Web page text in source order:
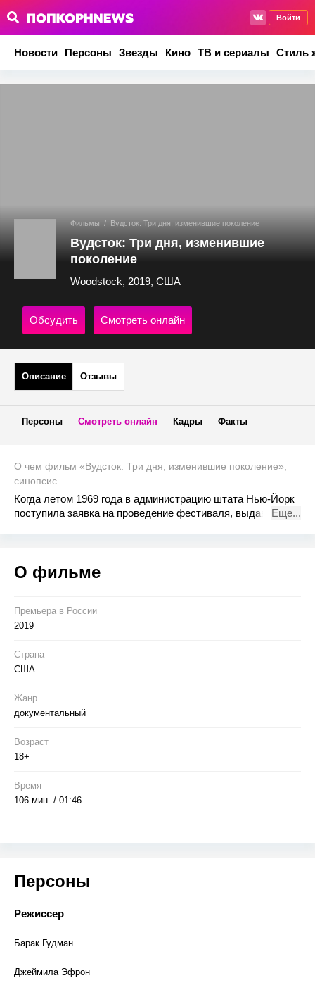
Войти
Новости Персоны Звезды Кино ТВ и сериалы Стиль
Фильмы / Вудсток: Три дня, изменившие поколение
Вудсток: Три дня, изменившие
поколение
Woodstock, 2019, США
Обсудить Смотреть онлайн
Описание Отзывы
Персоны Смотреть онлайн Кадры Факты
О чем фильм «Вудсток: Три дня, изменившие поколение»,
синопсис
Когда летом 1969 года в администрацию штата Нью-Йорк
поступила заявка на проведение фестиваля, выдавшие
духовную революцию, освободившую западную музыку и
западное общество на многие десятилетия.
Еще...
О фильме
Премьера в Росcии
2019
Страна
США
Жанр
документальный
Возраст
18+
Время
106 мин. / 01:46
Персоны
Режиссер
Барак Гудман
Джеймила Эфрон